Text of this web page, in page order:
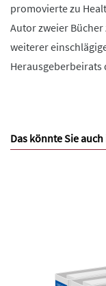
promovierte zu
Autor zweier
weiterer
Das könnte Sie